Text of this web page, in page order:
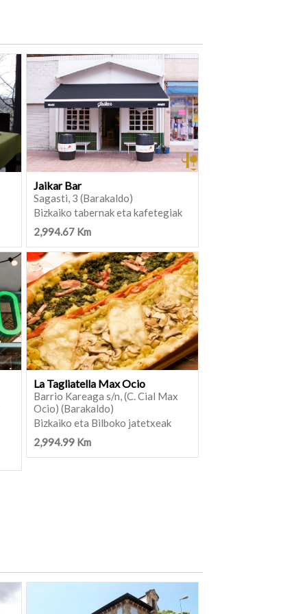
Jaikar Bar
Sagasti, 3 (Barakaldo)
Bizkaiko tabernak eta kafetegiak
2,994.67 Km
La Tagliatella Max Ocio
Barrio Kareaga s/n, (C. Cial Max
Ocio) (Barakaldo)
Bizkaiko eta Bilboko jatetxeak
2,994.99 Km